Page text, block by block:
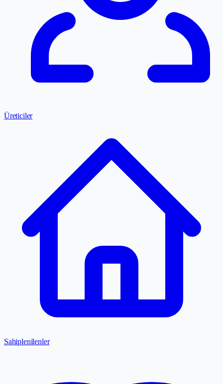
Üreticiler
Sahiplenilenler